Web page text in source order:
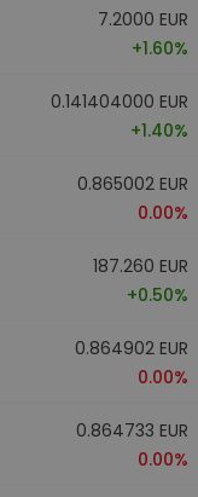
7.2000 EUR
+1.60%
0.141404000 EUR
+1.40%
0.865002 EUR
0.00%
187.260 EUR
+0.50%
0.864902 EUR
0.00%
0.864733 EUR
0.00%